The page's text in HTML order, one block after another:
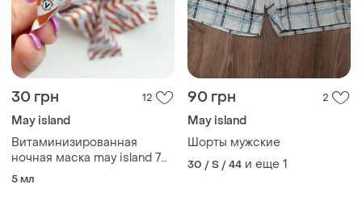
30 грн 12
May island
Витаминизированная
ночная маска may island 7
days secret vita plus
5 мл
90 грн 2
May island
Шорты мужские
30 / S / 44 и еще 1